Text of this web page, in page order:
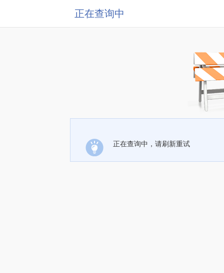
正在查询中
正在查询中，请刷新重试